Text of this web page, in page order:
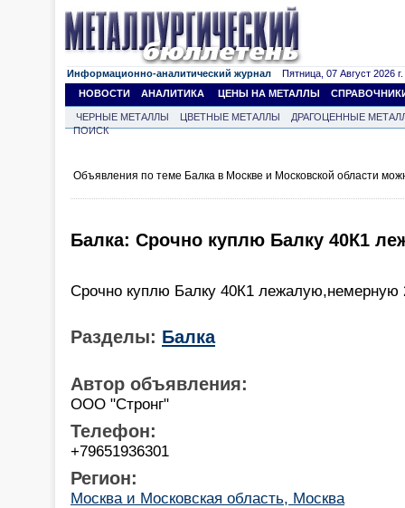
Информационно-аналитический журнал Пятница, 07 Август 2026 г.
НОВОСТИ
АНАЛИТИКА ЦЕНЫ НА МЕТАЛЛЫ
ЧЕРНЫЕ МЕТАЛЛЫ ЦВЕТНЫЕ МЕТАЛЛЫ
ДРАГОЦЕННЫЕ
ПОИСК
Объявления по теме Балка в Москве и Московской области
Балка: Срочно куплю Балку 40К1
Срочно куплю Балку 40К1 лежалую,немерную
Разделы: Балка
Автор объявления:
ООО "Стронг"
Телефон:
+79651936301
Регион:
Москва и Московская область, Москва